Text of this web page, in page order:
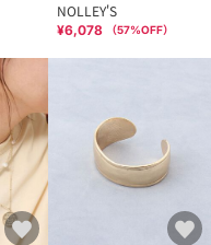
NOLLEY'S
¥6,078 （57%OFF）